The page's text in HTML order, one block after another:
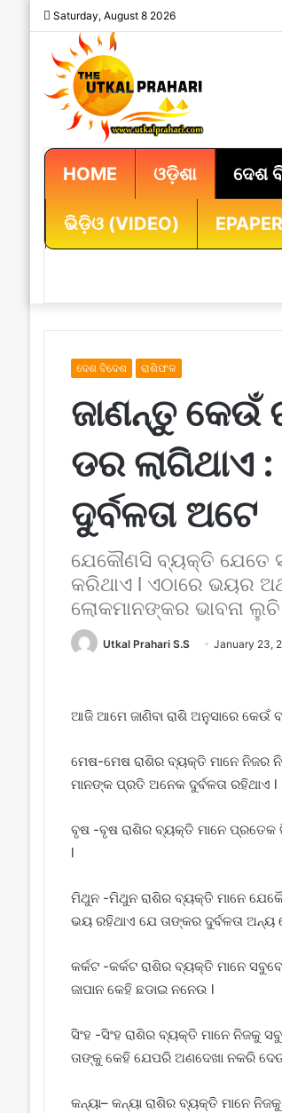
Saturday, August 8 2026
HOME ଓଡ଼ିଶା ଦେଶ
ଭିଡ଼ିଓ (VIDEO) EPAPER
ଦେଶ ବିଦେଶ ରାଶିଫଳ
ଜାଣନ୍ତୁ
ଡର ଲାଗିଥାଏ
ଦୁର୍ବଳତା ଅଟେ
ଯେକୌଣସି ବ୍ୟକ୍ତି ଯେତେ
କରିଥାଏ l ଏଠାରେ ଭୟର
ଲୋକମାନଙ୍କର ଭାବନା
Utkal Prahari S.S January 23,
ଆଜି ଆମେ ଜାଣିବା ରାଶି ଅନୁସାରେ କେଉଁ
ମେଷ-ମେଷ ରାଶିର ବ୍ୟକ୍ତି ମାନେ ନିଜର
ମାନଙ୍କ ପ୍ରତି ଅନେକ ଦୁର୍ବଳତା ରହିଥାଏ l
ବୃଷ -ବୃଷ ରାଶିର ବ୍ୟକ୍ତି ମାନେ ପ୍ରତେକ
l
ମିଥୁନ -ମିଥୁନ ରାଶିର ବ୍ୟକ୍ତି ମାନେ
ଭୟ ରହିଥାଏ ଯେ ତାଙ୍କର ଦୁର୍ବଳତା ଅନ୍ୟ
କର୍କଟ -କର୍କଟ ରାଶିର ବ୍ୟକ୍ତି ମାନେ
ଜାପାନ କେହି ଛଡାଇ ନନେଉ l
ସିଂହ -ସିଂହ ରାଶିର ବ୍ୟକ୍ତି ମାନେ ନିଜକୁ
ତାଙ୍କୁ କେହି ଯେପରି ଅଣଦେଖା ନକରି
କନ୍ୟା– କନ୍ୟା ରାଶିର ବ୍ୟକ୍ତି ମାନେ